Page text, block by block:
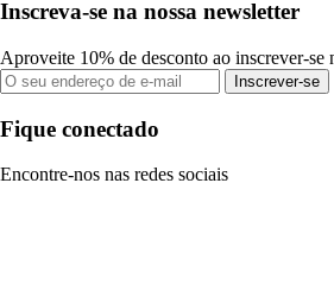
Inscreva-se na nossa newsletter
Aproveite 10% de desconto ao inscrever-se
Inscrever-se
Fique conectado
Encontre-nos nas redes sociais